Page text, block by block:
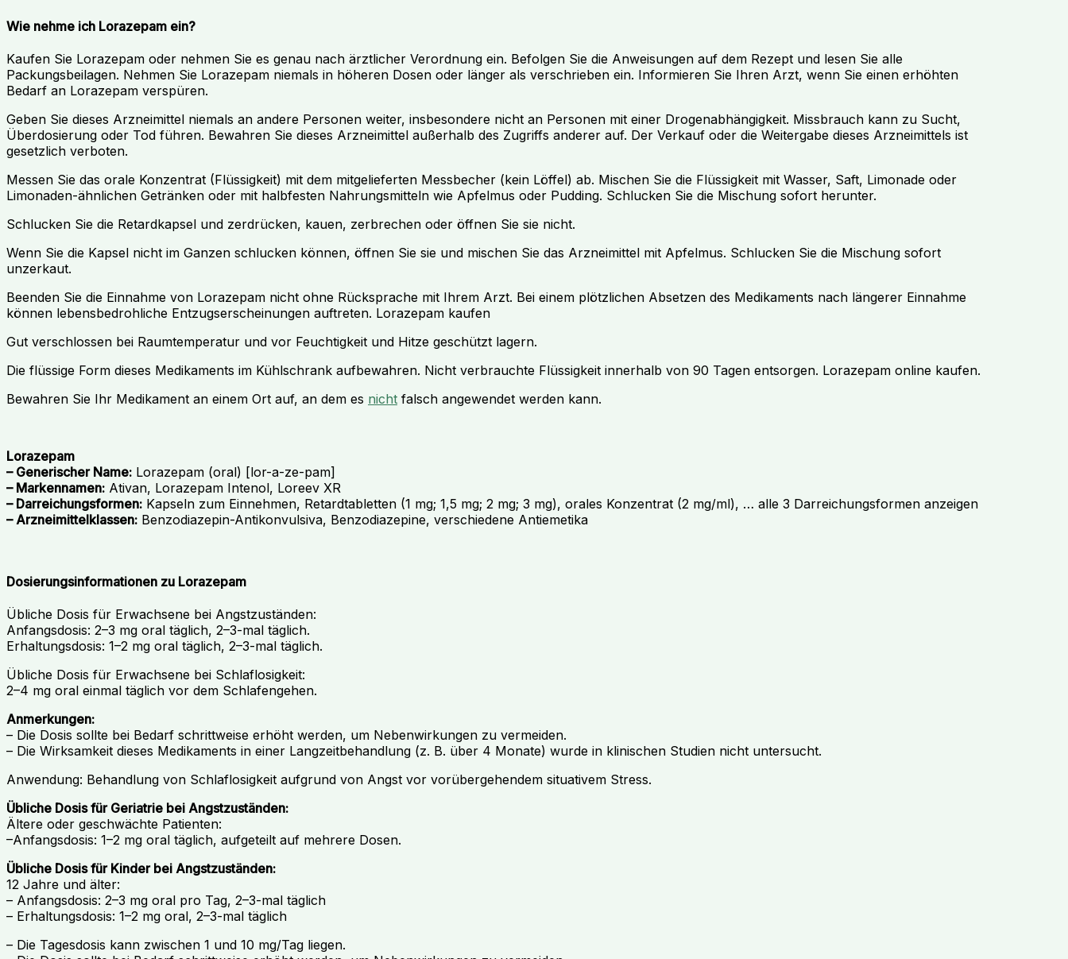
Wie nehme ich Lorazepam ein?
Kaufen Sie Lorazepam oder nehmen Sie es genau nach ärztlicher Verordnung ein. Befolgen Sie die Anweisungen auf dem Rezept und lesen Sie alle
Packungsbeilagen. Nehmen Sie Lorazepam niemals in höheren Dosen oder länger als verschrieben ein. Informieren Sie Ihren Arzt, wenn Sie einen erhöhten
Bedarf an Lorazepam verspüren.
Geben Sie dieses Arzneimittel niemals an andere Personen weiter, insbesondere nicht an Personen mit einer Drogenabhängigkeit. Missbrauch kann zu Sucht,
Überdosierung oder Tod führen. Bewahren Sie dieses Arzneimittel außerhalb des Zugriffs anderer auf. Der Verkauf oder die Weitergabe dieses Arzneimittels ist
gesetzlich verboten.
Messen Sie das orale Konzentrat (Flüssigkeit) mit dem mitgelieferten Messbecher (kein Löffel) ab. Mischen Sie die Flüssigkeit mit Wasser, Saft, Limonade oder
Limonaden-ähnlichen Getränken oder mit halbfesten Nahrungsmitteln wie Apfelmus oder Pudding. Schlucken Sie die Mischung sofort herunter.
Schlucken Sie die Retardkapsel und zerdrücken, kauen, zerbrechen oder öffnen Sie sie nicht.
Wenn Sie die Kapsel nicht im Ganzen schlucken können, öffnen Sie sie und mischen Sie das Arzneimittel mit Apfelmus. Schlucken Sie die Mischung sofort
unzerkaut.
Beenden Sie die Einnahme von Lorazepam nicht ohne Rücksprache mit Ihrem Arzt. Bei einem plötzlichen Absetzen des Medikaments nach längerer Einnahme
können lebensbedrohliche Entzugserscheinungen auftreten. Lorazepam kaufen
Gut verschlossen bei Raumtemperatur und vor Feuchtigkeit und Hitze geschützt lagern.
Die flüssige Form dieses Medikaments im Kühlschrank aufbewahren. Nicht verbrauchte Flüssigkeit innerhalb von 90 Tagen entsorgen. Lorazepam online kaufen.
Bewahren Sie Ihr Medikament an einem Ort auf, an dem es nicht falsch angewendet werden kann.
Lorazepam
– Generischer Name: Lorazepam (oral) [lor-a-ze-pam]
– Markennamen: Ativan, Lorazepam Intenol, Loreev XR
– Darreichungsformen: Kapseln zum Einnehmen, Retardtabletten (1 mg; 1,5 mg; 2 mg; 3 mg), orales Konzentrat (2 mg/ml), … alle 3 Darreichungsformen anzeigen
– Arzneimittelklassen: Benzodiazepin-Antikonvulsiva, Benzodiazepine, verschiedene Antiemetika
Dosierungsinformationen zu Lorazepam
Übliche Dosis für Erwachsene bei Angstzuständen:
Anfangsdosis: 2–3 mg oral täglich, 2–3-mal täglich.
Erhaltungsdosis: 1–2 mg oral täglich, 2–3-mal täglich.
Übliche Dosis für Erwachsene bei Schlaflosigkeit:
2–4 mg oral einmal täglich vor dem Schlafengehen.
Anmerkungen:
– Die Dosis sollte bei Bedarf schrittweise erhöht werden, um Nebenwirkungen zu vermeiden.
– Die Wirksamkeit dieses Medikaments in einer Langzeitbehandlung (z. B. über 4 Monate) wurde in klinischen Studien nicht untersucht.
Anwendung: Behandlung von Schlaflosigkeit aufgrund von Angst vor vorübergehendem situativem Stress.
Übliche Dosis für Geriatrie bei Angstzuständen:
Ältere oder geschwächte Patienten:
–Anfangsdosis: 1–2 mg oral täglich, aufgeteilt auf mehrere Dosen.
Übliche Dosis für Kinder bei Angstzuständen:
12 Jahre und älter:
– Anfangsdosis: 2–3 mg oral pro Tag, 2–3-mal täglich
– Erhaltungsdosis: 1–2 mg oral, 2–3-mal täglich
– Die Tagesdosis kann zwischen 1 und 10 mg/Tag liegen.